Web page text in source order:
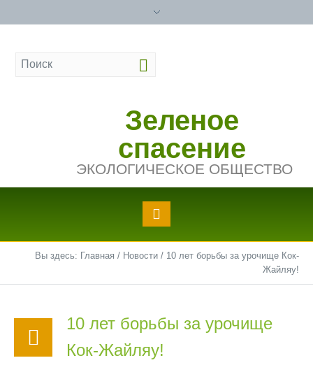
Зеленое
спасение
ЭКОЛОГИЧЕСКОЕ ОБЩЕСТВО
Вы здесь: Главная / Новости / 10 лет борьбы за урочище Кок-
Жайляу!
10 лет борьбы за урочище
Кок-Жайляу!